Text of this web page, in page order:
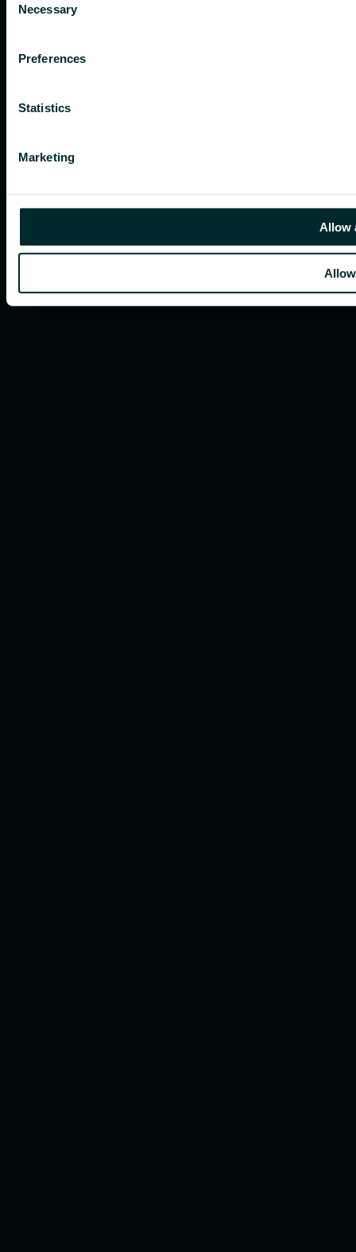
Selection
Necessary
Preferences
Statistics
Marketing
Allow